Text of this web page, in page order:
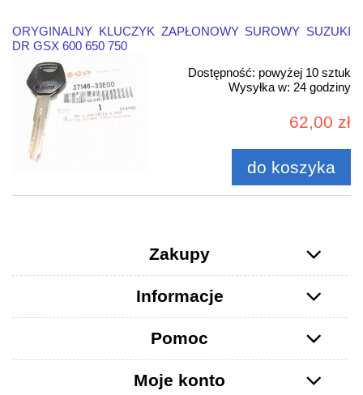
ORYGINALNY KLUCZYK ZAPŁONOWY SUROWY SUZUKI
DR GSX 600 650 750
Dostępność: powyżej 10 sztuk
Wysyłka w: 24 godziny
62,00 zł
do koszyka
Zakupy
Informacje
Pomoc
Moje konto